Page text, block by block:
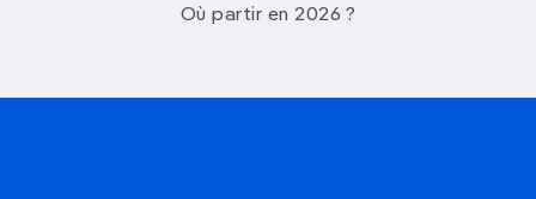
Où partir en 2026 ?